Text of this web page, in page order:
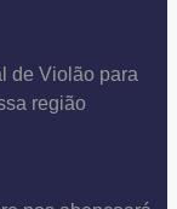
de Violão para
região